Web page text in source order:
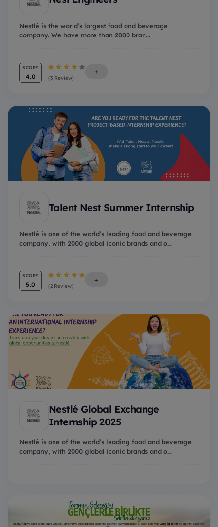
Nestlé is the world’s largest food and beverage
company. We have more than 2000 bran...
SCORE
4.0 (3 Review)
+
Talent Nest Summer Internship
Nestlé is one of the world’s leading food and beverage
company, with 2000 global iconic brands and o...
SCORE
5.0 (2 Review)
+
Nestlé Global Exchange
Internship 2025
Nestlé is one of the world’s leading food and beverage
company, with 2000 global iconic brands and o...